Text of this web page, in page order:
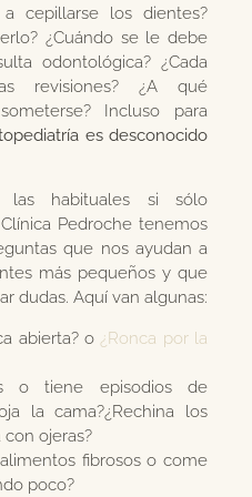
cepillarse los dientes?
¿Cuándo se le debe
odontológica? ¿Cada
revisiones? ¿A qué
Incluso para
es desconocido
las habituales si sólo
Pedroche tenemos
que nos ayudan a
más pequeños y que
dudas. Aquí van algunas:
abierta? o ¿Ronca por la
o tiene episodios de
la cama?¿Rechina los
con ojeras?
fibrosos o come
poco?